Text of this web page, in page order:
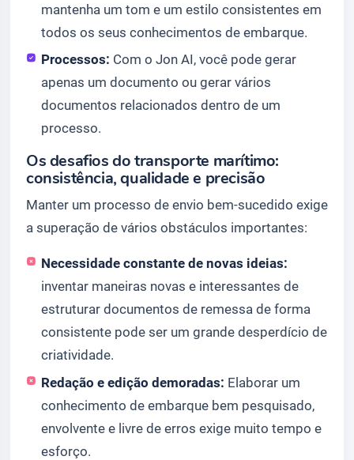
mantenha um tom e um estilo consistentes em
todos os seus conhecimentos de embarque.
Processos: Com o Jon AI, você pode gerar
apenas um documento ou gerar vários
documentos relacionados dentro de um
processo.
Os desafios do transporte marítimo:
consistência, qualidade e precisão
Manter um processo de envio bem-sucedido exige
a superação de vários obstáculos importantes:
Necessidade constante de novas ideias:
inventar maneiras novas e interessantes de
estruturar documentos de remessa de forma
consistente pode ser um grande desperdício de
criatividade.
Redação e edição demoradas: Elaborar um
conhecimento de embarque bem pesquisado,
envolvente e livre de erros exige muito tempo e
esforço.